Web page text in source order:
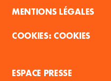
MENTIONS LÉGALES
COOKIES
ESPACE PRESSE